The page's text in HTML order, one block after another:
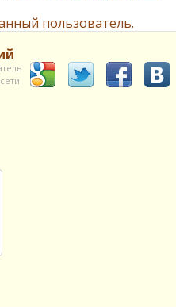
пользователь.